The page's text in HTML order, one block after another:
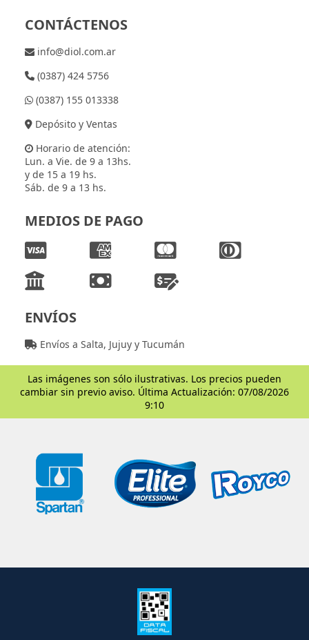
CONTÁCTENOS
info@diol.com.ar
(0387) 424 5756
(0387) 155 013338
Depósito y Ventas
Horario de atención:
Lun. a Vie. de 9 a 13hs.
y de 15 a 19 hs.
Sáb. de 9 a 13 hs.
MEDIOS DE PAGO
ENVÍOS
Envíos a Salta, Jujuy y Tucumán
Las imágenes son sólo ilustrativas. Los precios pueden
cambiar sin previo aviso. Última Actualización: 07/08/2026
9:10